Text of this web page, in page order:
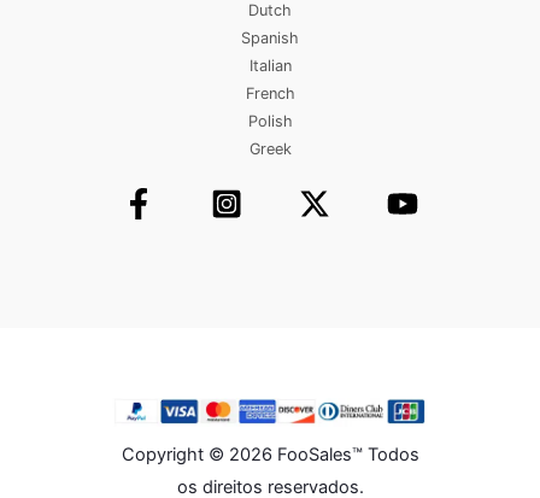
Dutch
Spanish
Italian
French
Polish
Greek
Copyright © 2026 FooSales™ Todos
os direitos reservados.